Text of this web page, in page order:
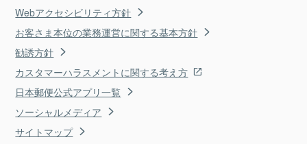
Webアクセシビリティ方針
お客さま本位の業務運営に関する基本方針
勧誘方針
カスタマーハラスメントに関する考え方
日本郵便公式アプリ一覧
ソーシャルメディア
サイトマップ